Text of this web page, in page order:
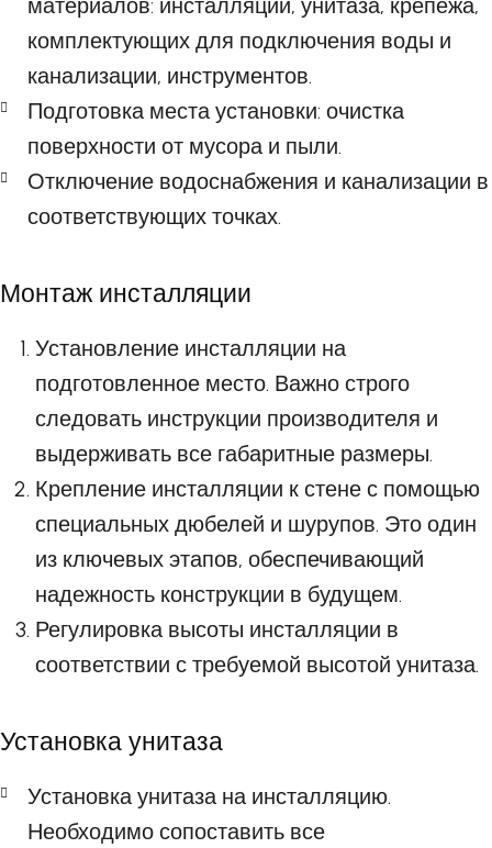
материалов: инсталляции, унитаза, крепежа,
комплектующих для подключения воды и
канализации, инструментов.
Подготовка места установки: очистка
поверхности от мусора и пыли.
Отключение водоснабжения и канализации в
соответствующих точках.
Монтаж инсталляции
Установление инсталляции на
подготовленное место. Важно строго
следовать инструкции производителя и
выдерживать все габаритные размеры.
Крепление инсталляции к стене с помощью
специальных дюбелей и шурупов. Это один
из ключевых этапов, обеспечивающий
надежность конструкции в будущем.
Регулировка высоты инсталляции в
соответствии с требуемой высотой унитаза.
Установка унитаза
Установка унитаза на инсталляцию.
Необходимо сопоставить все